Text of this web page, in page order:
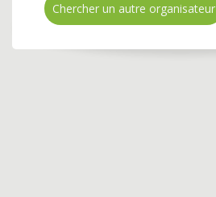
Chercher un autre organisateur